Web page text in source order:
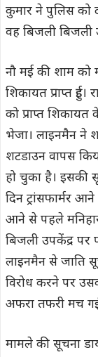
कुमार ने पुलिस को
वह बिजली
नौ मई की शाम को
शिकायत प्राप्त
को प्राप्त
भेजा। लाइनमैन ने
शटडाउन वापस
हो चुका है। इसकी
दिन ट्रांसफार्मर
आने से पहले
बिजली उपकेंद्र पर
लाइनमैन से जाति
विरोध करने पर
अफरा तफरी मच
मामले की सूचना